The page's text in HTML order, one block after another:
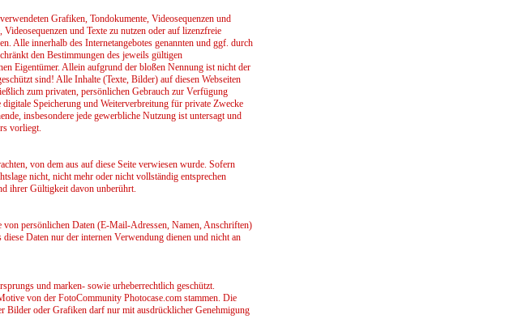
Grafiken, Tondokumente, Videosequenzen und
und Texte zu nutzen oder auf lizenzfreie
Alle innerhalb des Internetangebotes genannten und ggf. durch
den Bestimmungen des jeweils gültigen
Eigentümer. Allein aufgrund der bloßen Nennung ist nicht der
sind! Alle Inhalte (Texte, Bilder) auf diesen Webseiten
zum privaten, persönlichen Gebrauch zur Verfügung
Speicherung und Weiterverbreitung für private Zwecke
insbesondere jede gewerbliche Nutzung ist untersagt und
vorliegt.
von dem aus auf diese Seite verwiesen wurde. Sofern
nicht, nicht mehr oder nicht vollständig entsprechen
ihrer Gültigkeit davon unberührt.
persönlichen Daten (E-Mail-Adressen, Namen, Anschriften)
Daten nur der internen Verwendung dienen und nicht an
und marken- sowie urheberrechtlich geschützt.
von der FotoCommunity Photocase.com stammen. Die
Bilder oder Grafiken darf nur mit ausdrücklicher Genehmigung